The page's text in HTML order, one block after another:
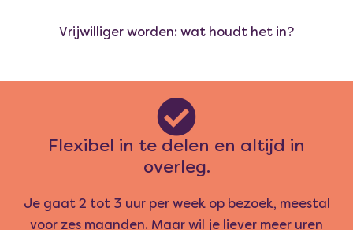
Vrijwilliger worden: wat houdt het in?
Flexibel in te delen en altijd in
overleg.
Je gaat 2 tot 3 uur per week op bezoek, meestal
voor zes maanden. Maar wil je liever meer uren